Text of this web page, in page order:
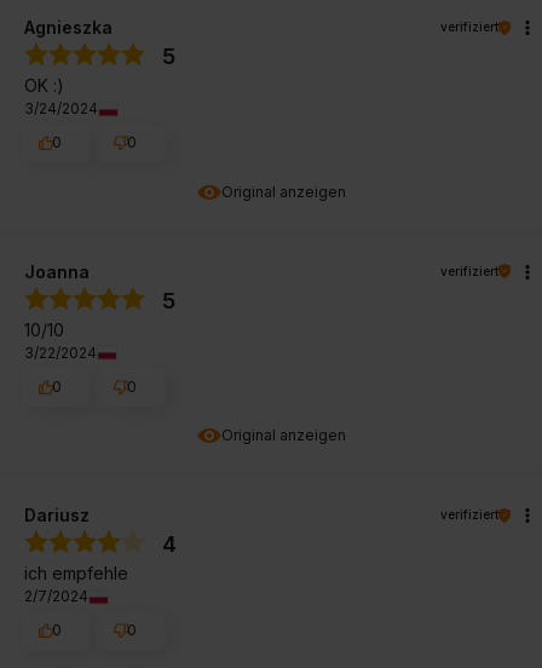
Original anzeigen
Agnieszka verifiziert
5
OK :)
3/24/2024
0
0
Original anzeigen
Joanna verifiziert
5
10/10
3/22/2024
0
0
Dariusz verifiziert
4
ich empfehle
2/7/2024
0
0